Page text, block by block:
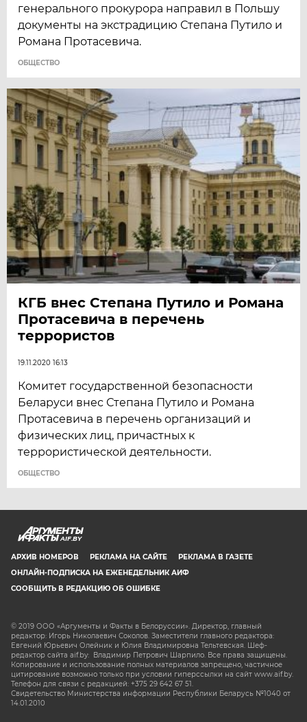
генерального прокурора направил в Польшу
документы на экстрадицию Степана Путило и
Романа Протасевича.
ОБЩЕСТВО
КГБ внес Степана Путило и Романа
Протасевича в перечень
террористов
19.11.2020 16:13
Комитет государственной безопасности
Беларуси внес Степана Путило и Романа
Протасевича в перечень организаций и
физических лиц, причастных к
террористической деятельности.
ОБЩЕСТВО
AIF.BY
АРХИВ НОМЕРОВ РЕКЛАМА НА САЙТЕ
РЕКЛАМА В ГАЗЕТЕ
ОНЛАЙН-ПОДПИСКА НА ЕЖЕНЕДЕЛЬНИК АИФ
СООБЩИТЬ В РЕДАКЦИЮ ОБ ОШИБКЕ
© 2019 ООО «Аргументы и Факты в Белоруссии». Директор, главный
редактор: Игорь Николаевич Соколов. Заместители главного редактора:
Евгений Юрьевич Олейник и Юлия Владимировна Тельтевская. Шеф-
редактор сайта aif.by: Владимир Петрович Шарпило. Все права защищены.
Копирование и использование полных материалов запрещено, частичное
цитирование возможно только при условии гиперссылки на сайт www.aif.by.
Телефон для связи с редакцией: +375 29 642 67 51.
Свидетельство Министерства информации Республики Беларусь №1040 от
14.01.2010